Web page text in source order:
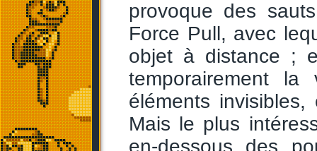
provoque des
Force Pull, avec
objet à distance ;
temporairement
éléments
Mais le plus
en-dessous des